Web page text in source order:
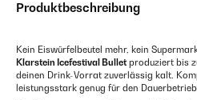
Produktbeschreibung
Kein Eiswürfelbeutel mehr, kein
Klarstein Icefestival Bulletproduziert bis
deinen Drink-Vorrat zuverlässig kalt.
leistungsstark genug für den